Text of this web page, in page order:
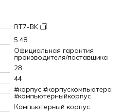
RT7-BK
5.48
Официальная гарантия
производителя/поставщика
28
44
#корпус #корпускомпьютера
#компьютерныйкорпус
Компьютерный корпус